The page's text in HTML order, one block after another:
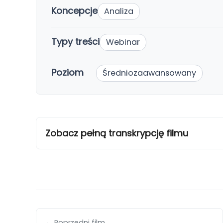
Koncepcje Analiza
Typy treści Webinar
Poziom Średniozaawansowany
Zobacz pełną transkrypcję filmu